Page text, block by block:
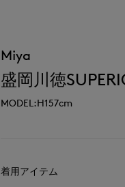
Miya
盛岡川徳
MODEL:H157cm
着用アイテム